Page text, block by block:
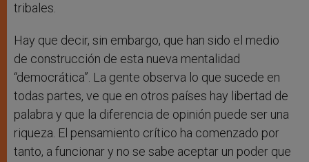
tribales.
Hay que decir, sin embargo, que han sido el medio
de construcción de esta nueva mentalidad
“democrática”. La gente observa lo que sucede en
todas partes, ve que en otros países hay libertad de
palabra y que la diferencia de opinión puede ser una
riqueza. El pensamiento crítico ha comenzado por
tanto, a funcionar y no se sabe aceptar un poder que